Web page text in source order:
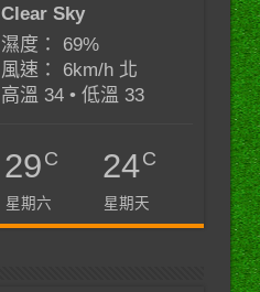
Clear Sky
濕度： 69%
風速： 6km/h 北
高溫 34 • 低溫 33
29C
星期六
24C
星期天